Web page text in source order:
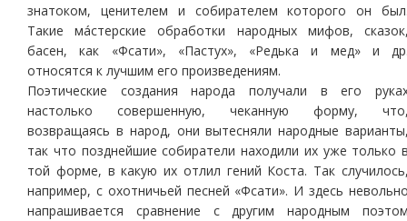
знатоком, ценителем и собирателем которого он
Такие мáстерские обработки народных мифов,
басен, как «Фсати», «Пастух», «Редька и мед» и
относятся к лучшим его произведениям.
Поэтические создания народа получали в его
настолько совершенную, чеканную форму,
возвращаясь в народ, они вытесняли народные
так что позднейшие собиратели находили их уже только
той форме, в какую их отлил гений Коста. Так
например, с охотничьей песней «Фсати». И здесь
напрашивается сравнение с другим народным